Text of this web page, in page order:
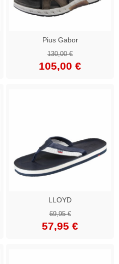
Pius Gabor
130,00 €
105,00 €
LLOYD
69,95 €
57,95 €